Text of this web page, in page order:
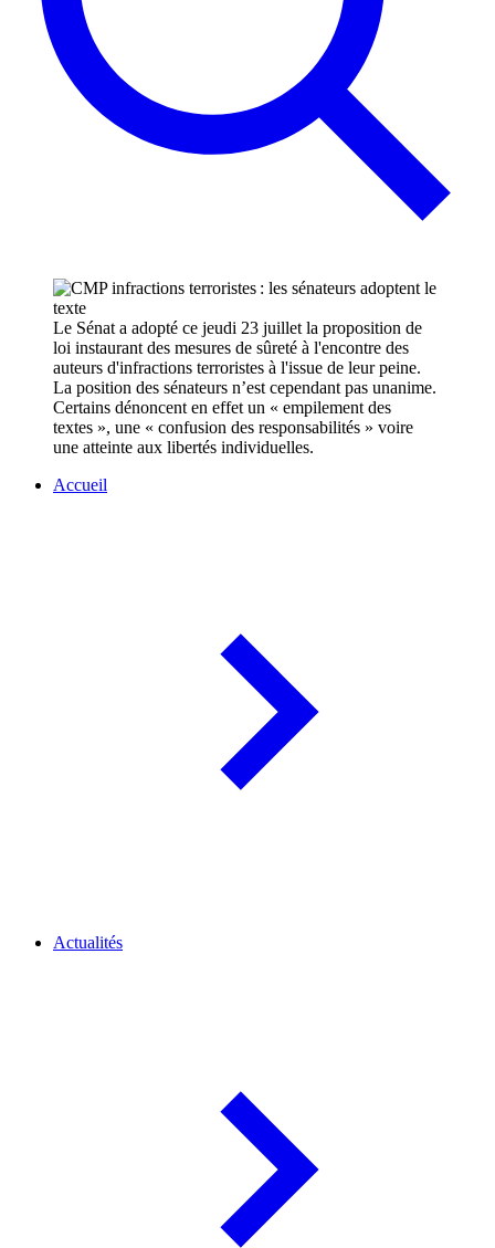
Le Sénat a adopté ce jeudi 23 juillet la proposition de
loi instaurant des mesures de sûreté à l'encontre des
auteurs d'infractions terroristes à l'issue de leur peine.
La position des sénateurs n’est cependant pas unanime.
Certains dénoncent en effet un « empilement des
textes », une « confusion des responsabilités » voire
une atteinte aux libertés individuelles.
Accueil
Actualités